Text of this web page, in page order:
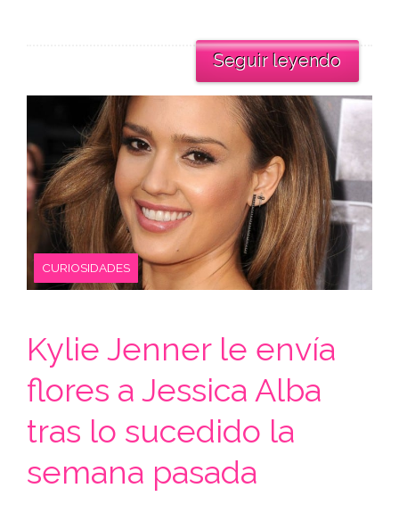
Seguir leyendo
CURIOSIDADES
Kylie Jenner le envía
flores a Jessica Alba
tras lo sucedido la
semana pasada